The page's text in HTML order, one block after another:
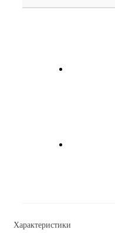
Характеристики